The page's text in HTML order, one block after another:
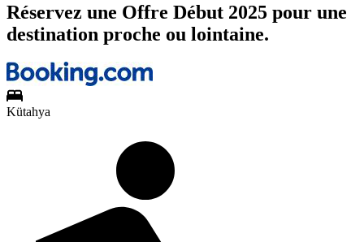
Réservez une Offre Début 2025 pour une
destination proche ou lointaine.
Kütahya